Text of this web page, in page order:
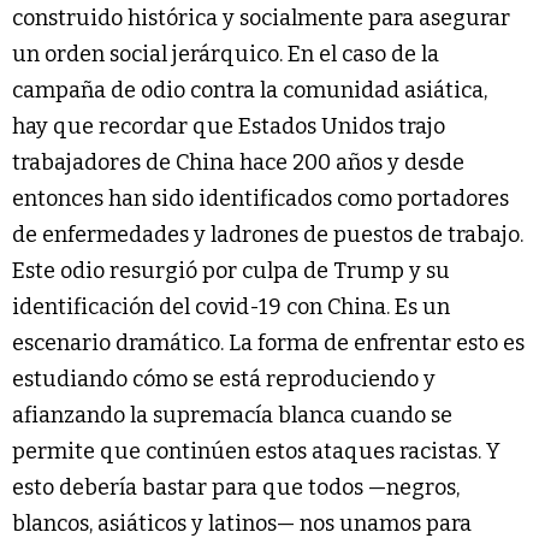
construido histórica y socialmente para asegurar
un orden social jerárquico. En el caso de la
campaña de odio contra la comunidad asiática,
hay que recordar que Estados Unidos trajo
trabajadores de China hace 200 años y desde
entonces han sido identificados como portadores
de enfermedades y ladrones de puestos de trabajo.
Este odio resurgió por culpa de Trump y su
identificación del covid-19 con China. Es un
escenario dramático. La forma de enfrentar esto es
estudiando cómo se está reproduciendo y
afianzando la supremacía blanca cuando se
permite que continúen estos ataques racistas. Y
esto debería bastar para que todos —negros,
blancos, asiáticos y latinos— nos unamos para